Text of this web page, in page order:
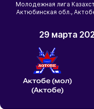
Молодежная лига
Актюбинская обл.,
29 марта
Актобе (мол)
(Актобе)